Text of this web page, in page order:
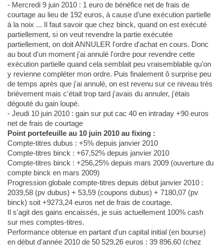
- Mercredi 9 juin 2010 : 1 euro de bénéfice net de frais de
courtage au lieu de 192 euros, à cause d'une exécution partielle
à la noix ... Il faut savoir que chez binck, quand on est exécuté
partiellement, si on veut revendre la partie exécutée
partiellement, on doit ANNULER l'ordre d'achat en cours. Donc
au bout d'un moment j'ai annulé l'ordre pour revendre cette
exécution partielle quand cela semblait peu vraisemblable qu'on
y revienne compléter mon ordre. Puis finalement ô surprise peu
de temps après que j'ai annulé, on est revenu sur ce niveau très
brièvement mais c'était trop tard j'avais du annuler, j'étais
dégouté du gain loupé.
- Jeudi 10 juin 2010 : gain sur put cac 40 en intraday +90 euros
net de frais de courtage
Point portefeuille au 10 juin 2010 au fixing :
Compte-titres dubus : +5% depuis janvier 2010
Compte-titres binck : +67,52% depuis janvier 2010
Compte-titres binck : +256,25% depuis mars 2009 (ouverture du
compte binck en mars 2009)
Progression globale compte-titres depuis début janvier 2010 :
2039,58 (pv dubus) + 53,59 (coupons dubus) + 7180,07 (pv
binck) soit +9273,24 euros net de frais de courtage.
Il s'agit des gains encaissés, je suis actuellement 100% cash
sur mes comptes-titres.
Performance obtenue en partant d'un capital initial (en bourse)
en début d'année 2010 de 50 529,26 euros : 39 896,60 (chez